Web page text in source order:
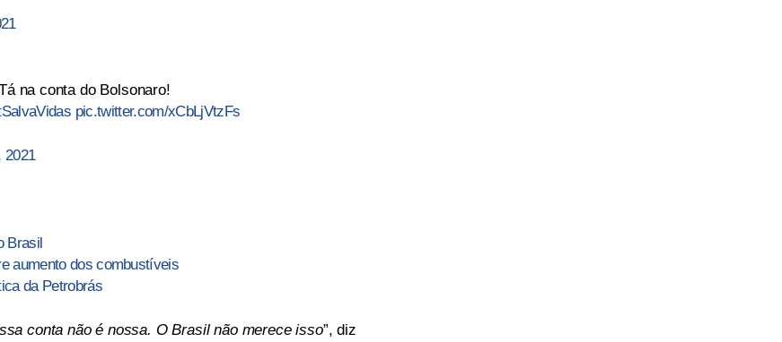
na conta do Bolsonaro!
pic.twitter.com/xCbLjVtzFs
2021
Brasil
aumento dos combustíveis
da Petrobrás
conta não é nossa. O Brasil não merece isso”, diz